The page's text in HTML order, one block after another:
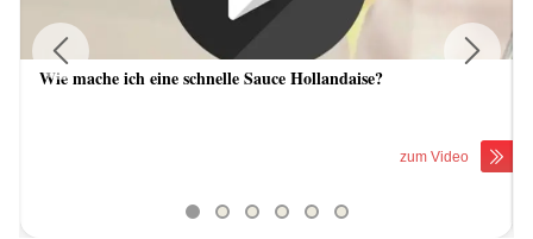
Wie mache ich eine schnelle Sauce Hollandaise?
zum Video
Previous